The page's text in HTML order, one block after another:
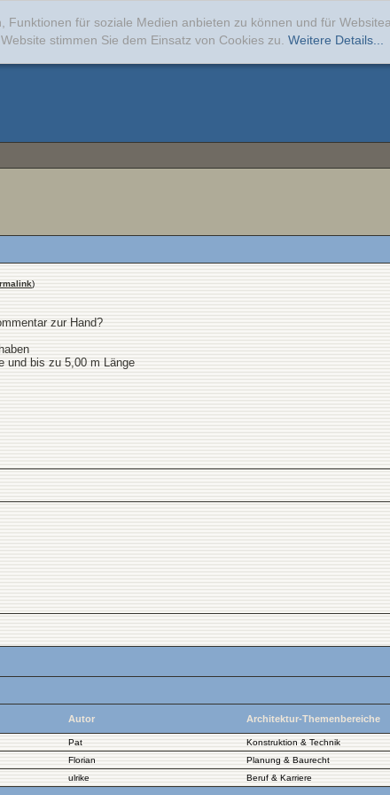
für soziale Medien anbieten zu können und für
stimmen Sie dem Einsatz von Cookies zu. Weitere Details...
)
zur Hand?
und bis zu 5,00 m Länge
Autor Architektur-Themenbereiche
Pat Konstruktion & Technik
Florian Planung & Baurecht
ulrike Beruf & Karriere